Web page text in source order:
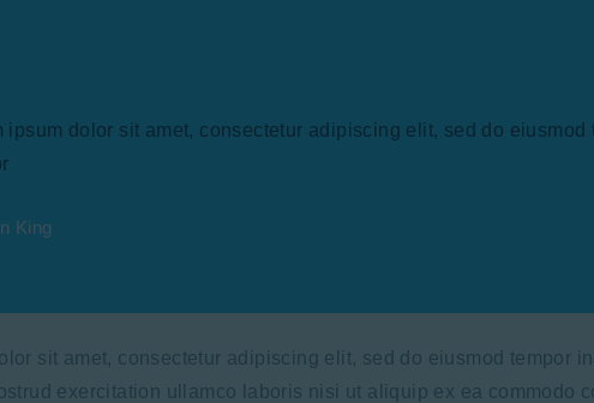
ipsum dolor sit amet, consectetur adipiscing elit, sed do
King
sit amet, consectetur adipiscing elit, sed do eiusmod tempor
exercitation ullamco laboris nisi ut aliquip ex ea commodo